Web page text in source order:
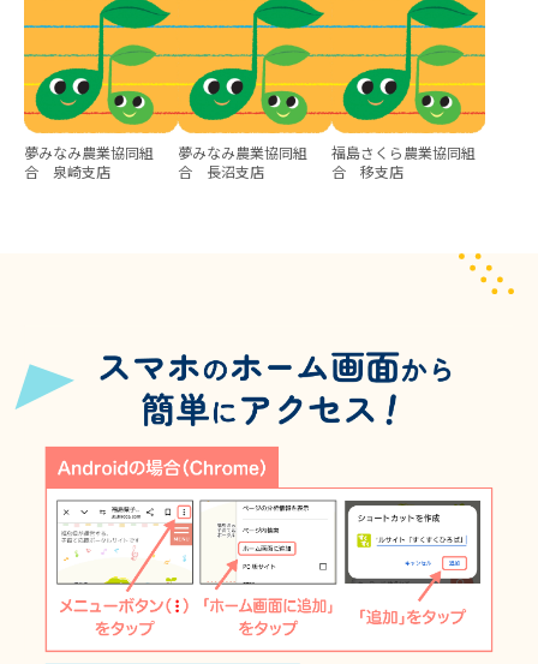
夢みなみ農業協同組
合 泉崎支店
夢みなみ農業協同組
合 長沼支店
福島さくら農業協同組
合 移支店